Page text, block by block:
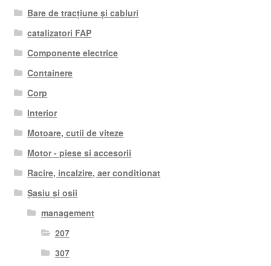
Bare de tracțiune și cabluri
catalizatori FAP
Componente electrice
Containere
Corp
Interior
Motoare, cutii de viteze
Motor - piese si accesorii
Racire, incalzire, aer conditionat
Șasiu și osii
management
207
307